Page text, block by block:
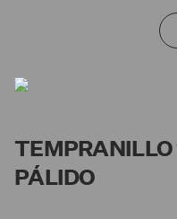
TEMPRANILLO
PÁLIDO